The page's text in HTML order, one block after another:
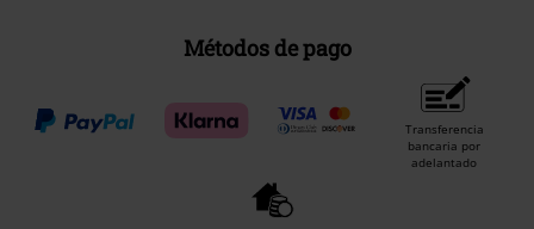
Métodos de pago
Transferencia
bancaria por
adelantado